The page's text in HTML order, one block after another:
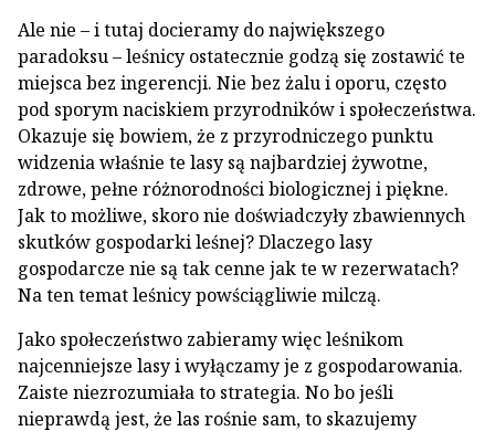
Ale nie – i tutaj docieramy do największego
paradoksu – leśnicy ostatecznie godzą się zostawić te
miejsca bez ingerencji. Nie bez żalu i oporu, często
pod sporym naciskiem przyrodników i społeczeństwa.
Okazuje się bowiem, że z przyrodniczego punktu
widzenia właśnie te lasy są najbardziej żywotne,
zdrowe, pełne różnorodności biologicznej i piękne.
Jak to możliwe, skoro nie doświadczyły zbawiennych
skutków gospodarki leśnej? Dlaczego lasy
gospodarcze nie są tak cenne jak te w rezerwatach?
Na ten temat leśnicy powściągliwie milczą.
Jako społeczeństwo zabieramy więc leśnikom
najcenniejsze lasy i wyłączamy je z gospodarowania.
Zaiste niezrozumiała to strategia. No bo jeśli
nieprawdą jest, że las rośnie sam, to skazujemy